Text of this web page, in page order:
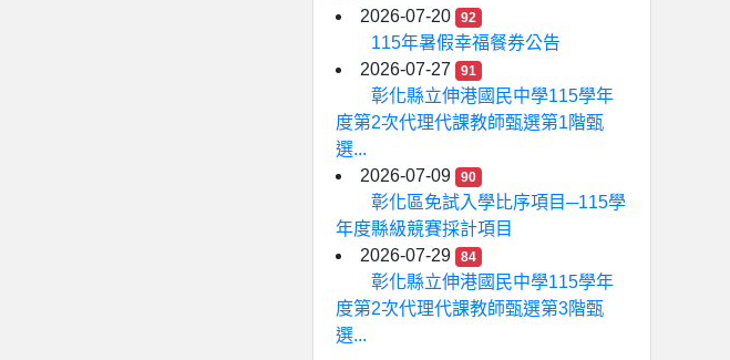
2026-07-20
92
115年暑假幸福餐券公告
2026-07-27
91
彰化縣立伸港國民中學115學年
度第2次代理代課教師甄選第1階甄
選...
2026-07-09
90
彰化區免試入學比序項目─115學
年度縣級競賽採計項目
2026-07-29
84
彰化縣立伸港國民中學115學年
度第2次代理代課教師甄選第3階甄
選...